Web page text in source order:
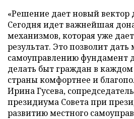
«Решение дает новый
Сегодня идет важнейшая
механизмов, которая уже
результат. Это позволит
самоуправлению фундамент
делать быт граждан в
страны комфортнее и
Ирина Гусева, сопредседатель
президиума Совета при
развитию местного